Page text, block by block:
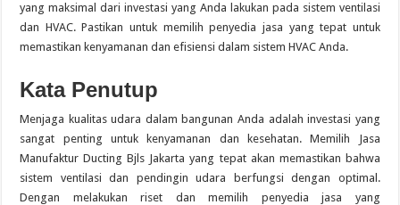
yang maksimal dari investasi yang Anda lakukan pada sistem ventilasi
dan HVAC. Pastikan untuk memilih penyedia jasa yang tepat untuk
memastikan kenyamanan dan efisiensi dalam sistem HVAC Anda.
Kata Penutup
Menjaga kualitas udara dalam bangunan Anda adalah investasi yang
sangat penting untuk kenyamanan dan kesehatan. Memilih Jasa
Manufaktur Ducting Bjls Jakarta yang tepat akan memastikan bahwa
sistem ventilasi dan pendingin udara berfungsi dengan optimal.
Dengan melakukan riset dan memilih penyedia jasa yang